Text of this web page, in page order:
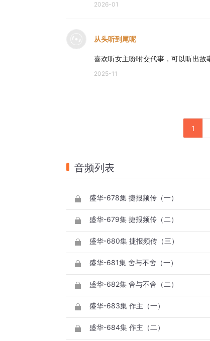
2026-01
从头听到尾呢
喜欢听女主吩咐交代事，可以听出故
2025-11
1
音频列表
盛华-678集 捷报频传（一）
盛华-679集 捷报频传（二）
盛华-680集 捷报频传（三）
盛华-681集 舍与不舍（一）
盛华-682集 舍与不舍（二）
盛华-683集 作主（一）
盛华-684集 作主（二）